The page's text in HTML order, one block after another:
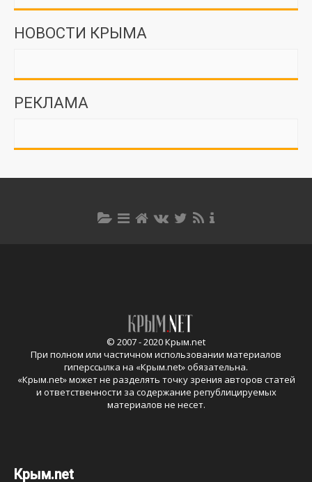
НОВОСТИ КРЫМА
РЕКЛАМА
© 2007 - 2020 Крым.net
При полном или частичном использовании материалов
гиперссылка на «Крым.net» обязательна.
«Крым.net» может не разделять точку зрения авторов статей
и ответственности за содержание републицируемых
материалов не несет.
Крым.net